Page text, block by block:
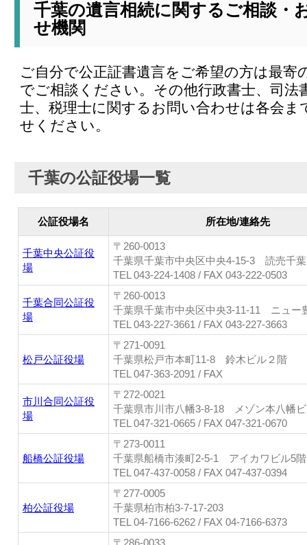
千葉の遺言相続に関するご相談・
せ機関
ご自分で公正証書遺言をご希望の方は最寄
でご相談ください。その他行政書士、司法
士、税理士に関するお問い合わせは各会ま
せください。
千葉の公証役場一覧
公証役場名 所在地/連絡先
千葉中央公証役
場
〒260-0013
千葉県千葉市中央区中央4-15-3 読売千
TEL 043-224-1408 / FAX 043-222-0503
千葉合同公証役
場
〒260-0013
千葉県千葉市中央区中央3-11-11 ニュー
TEL 043-227-3661 / FAX 043-227-3663
松戸公証役場
〒271-0091
千葉県松戸市本町11-8 鈴木ビル２階
TEL 047-363-2091 / FAX
市川合同公証役
場
〒272-0021
千葉県市川市八幡3-8-18 メゾン本八幡
TEL 047-321-0665 / FAX 047-321-0670
船橋公証役場
〒273-0011
千葉県船橋市湊町2-5-1 アイカワビル5階
TEL 047-437-0058 / FAX 047-437-0394
柏公証役場
〒277-0005
千葉県柏市柏3-7-17-203
TEL 04-7166-6262 / FAX 04-7166-6373
〒286-0033